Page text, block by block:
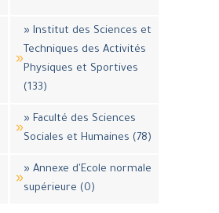
» Institut des Sciences et
Techniques des Activités
Physiques et Sportives
(133)
» Faculté des Sciences
Sociales et Humaines (78)
» Annexe d'Ecole normale
supérieure (0)